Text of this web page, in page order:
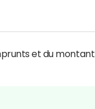
et du montant